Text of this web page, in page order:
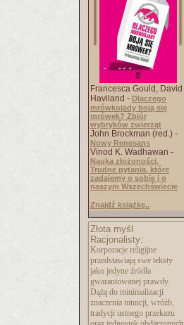
Francesca Gould, David
Haviland - Dlaczego
mrówkojady boją się
mrówek? Zbiór
wybryków zwierząt
John Brockman (red.) -
Nowy Renesans
Vinod K. Wadhawan -
Nauka złożoności.
Trudne pytania, które
zadajemy o sobie i o
naszym Wszechświecie
Znajdź książkę..
Złota myśl
Racjonalisty:
Korporacje religijne
przedstawiają swe teksty
jako jedyne źródła
gwarantowanej prawdy.
Dążą do minimalizacji
znaczenia intuicji, wróżb,
tradycji ustnego przekazu